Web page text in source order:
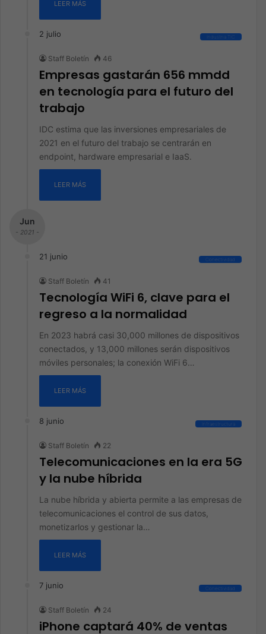
LEER MÁS
2 julio Industria TIC
Staff Boletín 46
Empresas gastarán 656 mmdd
en tecnología para el futuro del
trabajo
IDC estima que las inversiones empresariales de
2021 en el futuro del trabajo se centrarán en
endpoint, hardware empresarial e IaaS.
LEER MÁS
Jun
- 2021 -
21 junio Conectividad
Staff Boletín 41
Tecnología WiFi 6, clave para el
regreso a la normalidad
En 2023 habrá casi 30,000 millones de dispositivos
conectados, y 13,000 millones serán dispositivos
móviles personales; la conexión WiFi 6…
LEER MÁS
8 junio Infraestructura
Staff Boletín 22
Telecomunicaciones en la era 5G
y la nube híbrida
La nube híbrida y abierta permite a las empresas de
telecomunicaciones el control de sus datos,
monetizarlos y gestionar la…
LEER MÁS
7 junio Conectividad
Staff Boletín 24
iPhone captará 40% de ventas